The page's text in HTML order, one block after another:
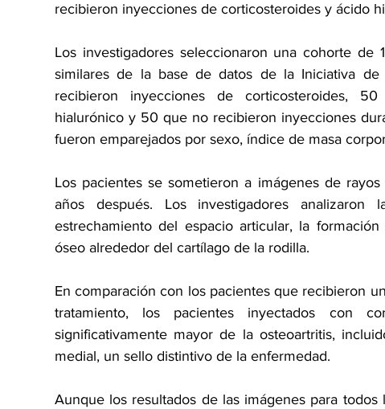
recibieron inyecciones de corticosteroides y ácido
Los investigadores seleccionaron una cohorte de
similares de la base de datos de la Iniciativa
recibieron inyecciones de corticosteroides,
hialurónico y 50 que no recibieron inyecciones
fueron emparejados por sexo, índice de masa
Los pacientes se sometieron a imágenes de
años después. Los investigadores
estrechamiento del espacio articular, la
óseo alrededor del cartílago de la rodilla.
En comparación con los pacientes que recibieron
tratamiento, los pacientes inyectados con
significativamente mayor de la osteoartritis,
medial, un sello distintivo de la enfermedad.
Aunque los resultados de las imágenes para